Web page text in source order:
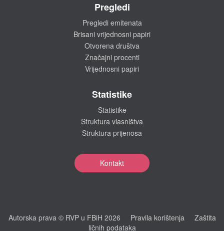
Pregledi
Pregledi emitenata
Brisani vrijednosni papiri
Otvorena društva
Značajni procenti
Vrijednosni papiri
Statistike
Statistike
Struktura vlasništva
Struktura prijenosa
Kontakt
Autorska prava © RVP u FBiH 2026 Pravila korištenja
Zaštita
ličnih podataka